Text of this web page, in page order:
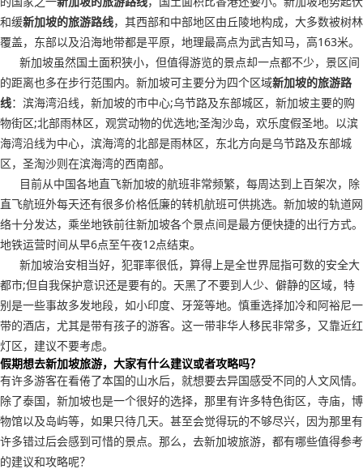
和缓新加坡的旅游路线，其西部和中部地区由丘陵地构成，大多数被树林
覆盖，东部以及沿海地带都是平原，地理最高点为武吉知马，高163米。
新加坡虽然国土面积狭小，但值得游览的景点却一点都不少，景区间
的距离也多在步行范围内。新加坡可主要分为四个区域新加坡的旅游路
线：滨海湾沿线，新加坡的市中心;乌节路及东部城区，新加坡主要的购
物街区;北部雨林区，观赏动物的优选地;圣淘沙岛，欢乐度假圣地。以滨
海湾沿线为中心，滨海湾的北部是雨林区，东北方向是乌节路及东部城
区，圣淘沙则在滨海湾的西南部。
目前从中国各地直飞新加坡的航班非常频繁，每周达到上百架次，除
直飞航班外每天还有很多价格低廉的转机航班可供挑选。新加坡的轨道网
络十分发达，乘坐地铁前往新加坡各个景点间是最方便快捷的出行方式。
地铁运营时间从早6点至午夜12点结束。
新加坡治安相当好，犯罪率很低，算得上是全世界屈指可数的安全大
都市;但自我保护意识还是要有的。天黑了不要到人少、僻静的区域，特
别是一些事故多发地段，如小印度、牙笼等地。慎重选择加冷和阿裕尼一
带的酒店，尤其是带有孩子的游客。这一带非华人移民非常多，又靠近红
灯区，建议不要考虑。
假期想去新加坡旅游，大家有什么建议或者攻略吗？
有许多游客在看倦了本国的山水后，就想要去异国感受不同的人文风情。
除了泰国，新加坡也是一个很好的选择，那里有许多特色街区，寺庙，博
物馆以及岛屿等，如果只待几天。甚至会觉得玩的不够尽兴，因为那里有
许多错过后会感到可惜的景点。那么，去新加坡旅游，都有哪些值得参考
的建议和攻略呢？